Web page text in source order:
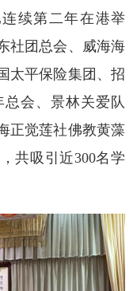
续第二年在港举
社团总会、威海海
太平保险集团、招
会、景林关爱队
正觉莲社佛教黄藻
共吸引近300名学